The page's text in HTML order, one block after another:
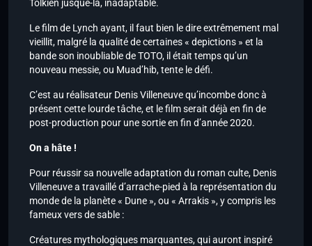
Tolkien jusque-là, inadaptable.
Le film de Lynch ayant, il faut bien le dire extrêmement mal
vieillit, malgré la qualité de certaines « depictions » et la
bande son inoubliable de TOTO, il était temps qu’un
nouveau messie, ou Muad’hib, tente le défi.
C’est au réalisateur Denis Villeneuve qu’incombe donc à
présent cette lourde tâche, et le film serait déjà en fin de
post-production pour une sortie en fin d’année 2020.
On a hâte !
Pour réussir sa nouvelle adaptation du roman culte, Denis
Villeneuve a travaillé d’arrache-pied à la représentation du
monde de la planète « Dune », ou « Arrakis », y compris les
fameux vers de sable :
Créatures mythologiques marquantes, qui auront inspiré